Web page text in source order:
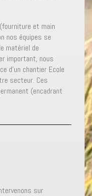
et main
nos équipes se
matériel de
important, nous
d’un chantier Ecole
secteur. Ces
(encadrant
sur